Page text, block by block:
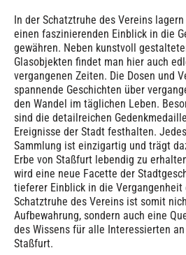
In der Schatztruhe des Vereins
einen faszinierenden Einblick in die
gewähren. Neben kunstvoll
Glasobjekten findet man hier auch
vergangenen Zeiten. Die Dosen und
spannende Geschichten über
den Wandel im täglichen Leben.
sind die detailreichen
Ereignisse der Stadt festhalten.
Sammlung ist einzigartig und trägt
Erbe von Staßfurt lebendig zu
wird eine neue Facette der
tieferer Einblick in die Vergangenheit
Schatztruhe des Vereins ist somit
Aufbewahrung, sondern auch eine
des Wissens für alle Interessierten
Staßfurt.